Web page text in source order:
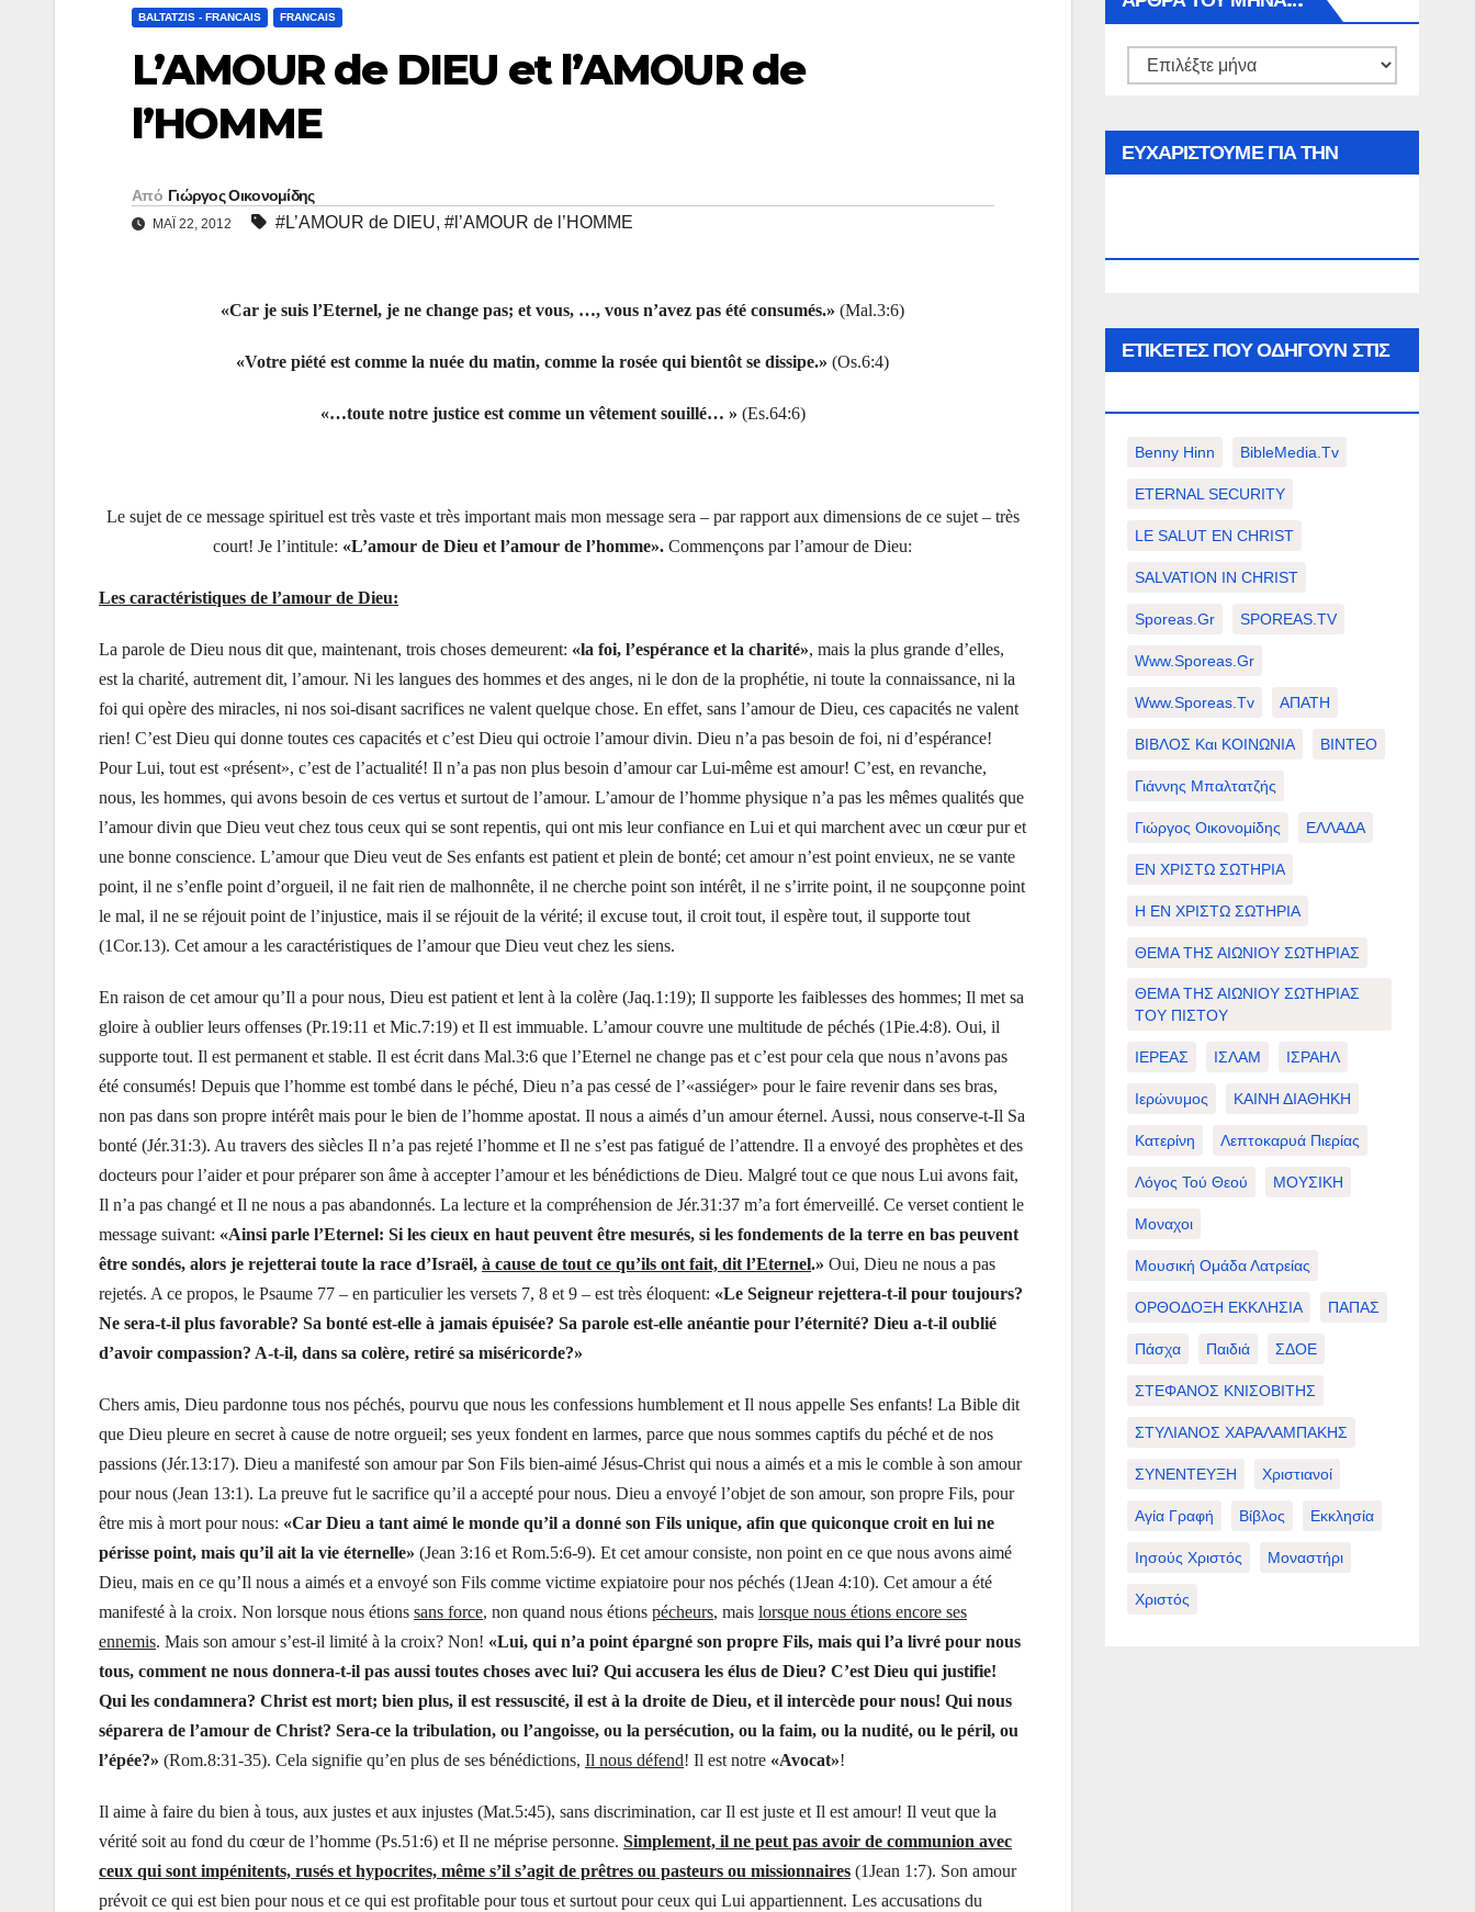
BALTATZIS - FRANCAIS FRANCAIS
L’AMOUR de DIEU et l’AMOUR de
l’HOMME
Από Γιώργος Οικονομίδης
ΜΑΪ́ 22, 2012 #L’AMOUR de DIEU, #l’AMOUR de l’HOMME
«Car je suis l’Eternel, je ne change pas; et vous, …, vous n’avez pas été consumés.»(Mal.3:6)
«Votre piété est comme la nuée du matin, comme la rosée qui bientôt se dissipe.»(Os.6:4)
«…toute notre justice est comme un vêtement souillé… » (Es.64:6)
Le sujet de ce message spirituel est très vaste et très important mais mon message sera – par rapport aux dimensions de ce sujet – très
court! Je l’intitule: «L’amour de Dieu et l’amour de l’homme». Commençons par l’amour de Dieu:
Les caractéristiques de l’amour de Dieu:
La parole de Dieu nous dit que, maintenant, trois choses demeurent: «la foi, l’espérance et la charité», mais la plus grande d’elles,
est la charité, autrement dit, l’amour. Ni les langues des hommes et des anges, ni le don de la prophétie, ni toute la connaissance, ni la
foi qui opère des miracles, ni nos soi-disant sacrifices ne valent quelque chose. En effet, sans l’amour de Dieu, ces capacités ne valent
rien! C’est Dieu qui donne toutes ces capacités et c’est Dieu qui octroie l’amour divin. Dieu n’a pas besoin de foi, ni d’espérance!
Pour Lui, tout est «présent», c’est de l’actualité! Il n’a pas non plus besoin d’amour car Lui-même est amour! C’est, en revanche,
nous, les hommes, qui avons besoin de ces vertus et surtout de l’amour. L’amour de l’homme physique n’a pas les mêmes qualités que
l’amour divin que Dieu veut chez tous ceux qui se sont repentis, qui ont mis leur confiance en Lui et qui marchent avec un cœur pur et
une bonne conscience. L’amour que Dieu veut de Ses enfants est patient et plein de bonté; cet amour n’est point envieux, ne se vante
point, il ne s’enfle point d’orgueil, il ne fait rien de malhonnête, il ne cherche point son intérêt, il ne s’irrite point, il ne soupçonne point
le mal, il ne se réjouit point de l’injustice, mais il se réjouit de la vérité; il excuse tout, il croit tout, il espère tout, il supporte tout
(1Cor.13). Cet amour a les caractéristiques de l’amour que Dieu veut chez les siens.
En raison de cet amour qu’Il a pour nous, Dieu est patient et lent à la colère (Jaq.1:19); Il supporte les faiblesses des hommes; Il met sa
gloire à oublier leurs offenses (Pr.19:11 et Mic.7:19) et Il est immuable. L’amour couvre une multitude de péchés (1Pie.4:8). Oui, il
supporte tout. Il est permanent et stable. Il est écrit dans Mal.3:6 que l’Eternel ne change pas et c’est pour cela que nous n’avons pas
été consumés! Depuis que l’homme est tombé dans le péché, Dieu n’a pas cessé de l’«assiéger» pour le faire revenir dans ses bras,
non pas dans son propre intérêt mais pour le bien de l’homme apostat. Il nous a aimés d’un amour éternel. Aussi, nous conserve-t-Il Sa
bonté (Jér.31:3). Au travers des siècles Il n’a pas rejeté l’homme et Il ne s’est pas fatigué de l’attendre. Il a envoyé des prophètes et des
docteurs pour l’aider et pour préparer son âme à accepter l’amour et les bénédictions de Dieu. Malgré tout ce que nous Lui avons fait,
Il n’a pas changé et Il ne nous a pas abandonnés. La lecture et la compréhension de Jér.31:37 m’a fort émerveillé. Ce verset contient le
message suivant: «Ainsi parle l’Eternel: Si les cieux en haut peuvent être mesurés, si les fondements de la terre en bas peuvent
être sondés, alors je rejetterai toute la race d’Israël, à cause de tout ce qu’ils ont fait, dit l’Eternel.» Oui, Dieu ne nous a pas
rejetés. A ce propos, le Psaume 77 – en particulier les versets 7, 8 et 9 – est très éloquent: «Le Seigneur rejettera-t-il pour toujours?
Ne sera-t-il plus favorable? Sa bonté est-elle à jamais épuisée? Sa parole est-elle anéantie pour l’éternité? Dieu a-t-il oublié
d’avoir compassion? A-t-il, dans sa colère, retiré sa miséricorde?»
Chers amis, Dieu pardonne tous nos péchés, pourvu que nous les confessions humblement et Il nous appelle Ses enfants! La Bible dit
que Dieu pleure en secret à cause de notre orgueil; ses yeux fondent en larmes, parce que nous sommes captifs du péché et de nos
passions (Jér.13:17). Dieu a manifesté son amour par Son Fils bien-aimé Jésus-Christ qui nous a aimés et a mis le comble à son amour
pour nous (Jean 13:1). La preuve fut le sacrifice qu’il a accepté pour nous. Dieu a envoyé l’objet de son amour, son propre Fils, pour
être mis à mort pour nous: «Car Dieu a tant aimé le monde qu’il a donné son Fils unique, afin que quiconque croit en lui ne
périsse point, mais qu’il ait la vie éternelle» (Jean 3:16 et Rom.5:6-9). Et cet amour consiste, non point en ce que nous avons aimé
Dieu, mais en ce qu’Il nous a aimés et a envoyé son Fils comme victime expiatoire pour nos péchés (1Jean 4:10). Cet amour a été
manifesté à la croix. Non lorsque nous étions sans force, non quand nous étions pécheurs, mais lorsque nous étions encore ses
ennemis. Mais son amour s’est-il limité à la croix? Non! «Lui, qui n’a point épargné son propre Fils, mais qui l’a livré pour nous
tous, comment ne nous donnera-t-il pas aussi toutes choses avec lui? Qui accusera les élus de Dieu? C’est Dieu qui justifie!
Qui les condamnera? Christ est mort; bien plus, il est ressuscité, il est à la droite de Dieu, et il intercède pour nous! Qui nous
séparera de l’amour de Christ? Sera-ce la tribulation, ou l’angoisse, ou la persécution, ou la faim, ou la nudité, ou le péril, ou
l’épée?» (Rom.8:31-35). Cela signifie qu’en plus de ses bénédictions, Il nous défend! Il est notre «Avocat»!
Il aime à faire du bien à tous, aux justes et aux injustes (Mat.5:45), sans discrimination, car Il est juste et Il est amour! Il veut que la
vérité soit au fond du cœur de l’homme (Ps.51:6) et Il ne méprise personne. Simplement, il ne peut pas avoir de communion avec
ceux qui sont impénitents, rusés et hypocrites, même s’il s’agit de prêtres ou pasteurs ou missionnaires (1Jean 1:7). Son amour
prévoit ce qui est bien pour nous et ce qui est profitable pour tous et surtout pour ceux qui Lui appartiennent. Les accusations du
Αρθρα
μήνα…
ΕΥΧΑΡΙΣΤΟΥΜΕ ΓΙΑ ΤΗΝ
ΕΤΙΚΈΤΕΣ ΠΟΥ ΟΔΗΓΟΎΝ ΣΤΙΣ
Benny Hinn BibleMedia.tv
ETERNAL SECURITY
LE SALUT EN CHRIST
SALVATION IN CHRIST
Sporeas.gr SPOREAS.TV
Www.sporeas.gr
Www.sporeas.tv ΑΠΑΤΗ
ΒΙΒΛΟΣ Και ΚΟΙΝΩΝΙΑ ΒΙΝΤΕΟ
Γιάννης Μπαλτατζής
Γιώργος Οικονομίδης ΕΛΛΑΔΑ
ΕΝ ΧΡΙΣΤΩ ΣΩΤΗΡΙΑ
Η ΕΝ ΧΡΙΣΤΩ ΣΩΤΗΡΙΑ
ΘΕΜΑ ΤΗΣ ΑΙΩΝΙΟΥ ΣΩΤΗΡΙΑΣ
ΘΕΜΑ ΤΗΣ ΑΙΩΝΙΟΥ ΣΩΤΗΡΙΑΣ
ΤΟΥ ΠΙΣΤΟΥ
ΙΕΡΕΑΣ ΙΣΛΑΜ ΙΣΡΑΗΛ
Ιερώνυμος ΚΑΙΝΗ ΔΙΑΘΗΚΗ
Κατερίνη Λεπτοκαρυά Πιερίας
Λόγος Τού Θεού ΜΟΥΣΙΚΗ
Μοναχοι
Μουσική Ομάδα Λατρείας
ΟΡΘΟΔΟΞΗ ΕΚΚΛΗΣΙΑ ΠΑΠΑΣ
Πάσχα Παιδιά ΣΔΟΕ
ΣΤΕΦΑΝΟΣ ΚΝΙΣΟΒΙΤΗΣ
ΣΤΥΛΙΑΝΟΣ ΧΑΡΑΛΑΜΠΑΚΗΣ
ΣΥΝΕΝΤΕΥΞΗ Χριστιανοί
Αγία Γραφή Βίβλος Εκκλησία
Ιησούς Χριστός Μοναστήρι
Χριστός